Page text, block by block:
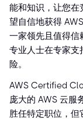
能和知识，让您在
望自信地获得
一家领先且值得信
专业人士在专家支
险。
AWS Certified
庞大的 AWS 云服
胜任特定职位，但